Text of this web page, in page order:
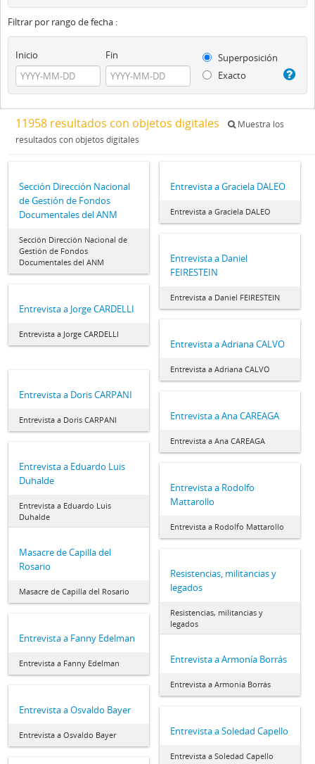
Filtrar por rango de fecha :
Inicio Fin
Superposición
Exacto
11958 resultados con objetos digitales
Muestra los
resultados con objetos digitales
Sección Dirección Nacional
de Gestión de Fondos
Documentales del ANM
Sección Dirección Nacional de
Gestión de Fondos
Documentales del ANM
Entrevista a Graciela DALEO
Entrevista a Graciela DALEO
Entrevista a Daniel
FEIRESTEIN
Entrevista a Daniel FEIRESTEIN
Entrevista a Jorge CARDELLI
Entrevista a Jorge CARDELLI
Entrevista a Adriana CALVO
Entrevista a Adriana CALVO
Entrevista a Doris CARPANI
Entrevista a Doris CARPANI Entrevista a Ana CAREAGA
Entrevista a Ana CAREAGA
Entrevista a Eduardo Luis
Duhalde
Entrevista a Eduardo Luis
Duhalde
Entrevista a Rodolfo
Mattarollo
Entrevista a Rodolfo Mattarollo
Masacre de Capilla del
Rosario
Masacre de Capilla del Rosario
Resistencias, militancias y
legados
Resistencias, militancias y
legados
Entrevista a Fanny Edelman
Entrevista a Fanny Edelman Entrevista a Armonía Borrás
Entrevista a Armonía Borrás
Entrevista a Osvaldo Bayer
Entrevista a Osvaldo Bayer Entrevista a Soledad Capello
Entrevista a Soledad Capello